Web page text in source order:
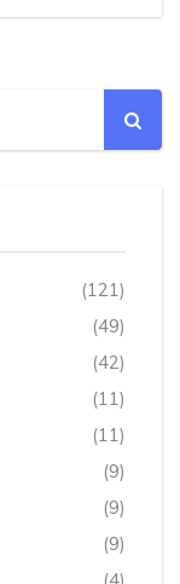
(121)
(49)
(42)
(11)
(11)
(9)
(9)
(9)